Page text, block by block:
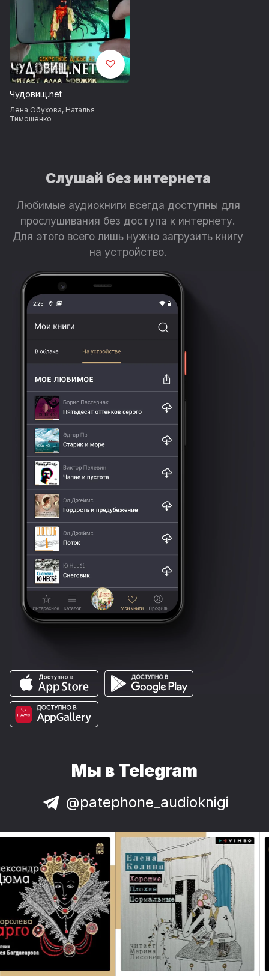
Чудовищ.net
Лена Обухова, Наталья
Тимошенко
Слушай без интернета
Любимые аудиокниги всегда доступны для
прослушивания без доступа к интернету.
Для этого всего лишь нужно загрузить книгу
на устройство.
Мы в Telegram
@patephone_audioknigi